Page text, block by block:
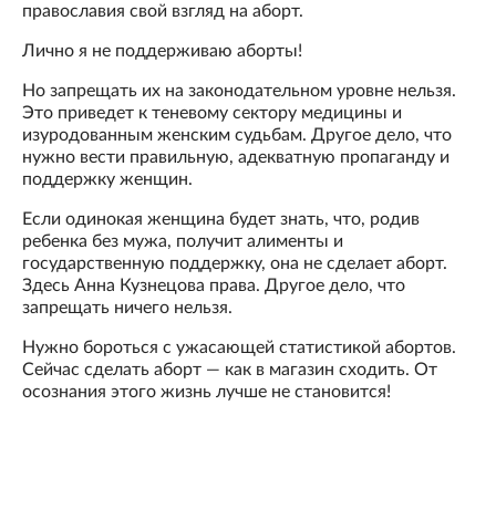
православия свой взгляд на аборт.
Лично я не поддерживаю аборты!
Но запрещать их на законодательном уровне нельзя.
Это приведет к теневому сектору медицины и
изуродованным женским судьбам. Другое дело, что
нужно вести правильную, адекватную пропаганду и
поддержку женщин.
Если одинокая женщина будет знать, что, родив
ребенка без мужа, получит алименты и
государственную поддержку, она не сделает аборт.
Здесь Анна Кузнецова права. Другое дело, что
запрещать ничего нельзя.
Нужно бороться с ужасающей статистикой абортов.
Сейчас сделать аборт — как в магазин сходить. От
осознания этого жизнь лучше не становится!